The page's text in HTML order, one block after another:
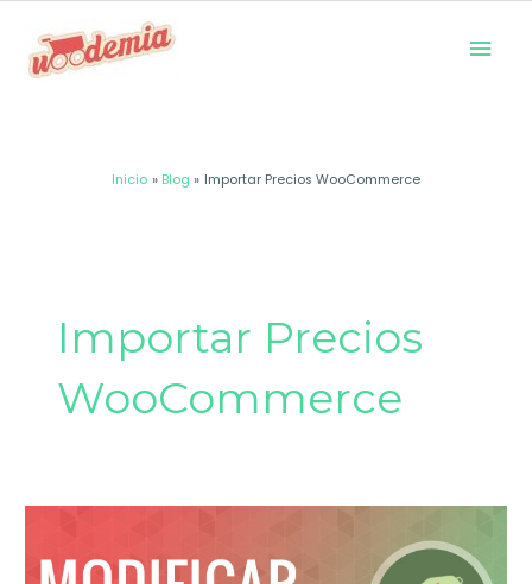
Inicio Blog Importar Precios WooCommerce
Importar Precios
WooCommerce